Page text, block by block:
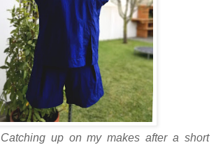
Catching up on my makes after a short